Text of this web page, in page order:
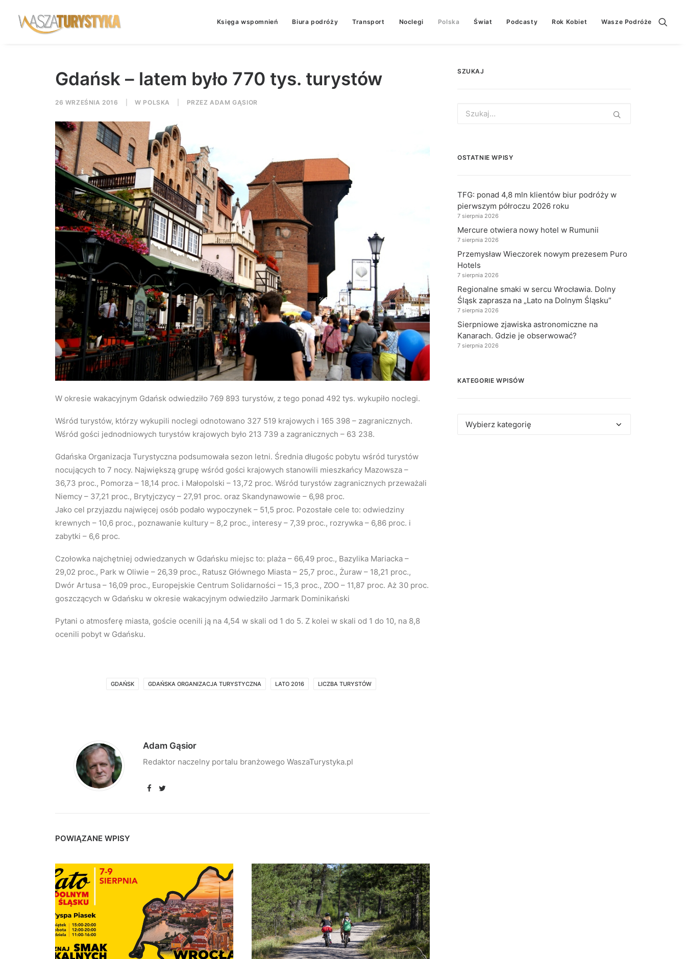
Księga wspomnień Biura podróży Transport Noclegi Polska Świat Podcasty Rok Kobiet Wasze Podróże
Gdańsk – latem było 770 tys. turystów
26 WRZEŚNIA 2016 W POLSKA PRZEZADAM GĄSIOR
W okresie wakacyjnym Gdańsk odwiedziło 769 893 turystów, z tego ponad 492 tys. wykupiło noclegi.
Wśród turystów, którzy wykupili noclegi odnotowano 327 519 krajowych i 165 398 – zagranicznych.
Wśród gości jednodniowych turystów krajowych było 213 739 a zagranicznych – 63 238.
Gdańska Organizacja Turystyczna podsumowała sezon letni. Średnia długośc pobytu wśród turystów
nocujących to 7 nocy. Największą grupę wśród gości krajowych stanowili mieszkańcy Mazowsza –
36,73 proc., Pomorza – 18,14 proc. i Małopolski – 13,72 proc. Wśród turystów zagranicznych przeważali
Niemcy – 37,21 proc., Brytyjczycy – 27,91 proc. oraz Skandynawowie – 6,98 proc.
Jako cel przyjazdu najwięcej osób podało wypoczynek – 51,5 proc. Pozostałe cele to: odwiedziny
krewnych – 10,6 proc., poznawanie kultury – 8,2 proc., interesy – 7,39 proc., rozrywka – 6,86 proc. i
zabytki – 6,6 proc.
Czołowka najchętniej odwiedzanych w Gdańsku miejsc to: plaża – 66,49 proc., Bazylika Mariacka –
29,02 proc., Park w Oliwie – 26,39 proc., Ratusz Głównego Miasta – 25,7 proc., Żuraw – 18,21 proc.,
Dwór Artusa – 16,09 proc., Europejskie Centrum Solidarności – 15,3 proc., ZOO – 11,87 proc. Aż 30 proc.
goszczących w Gdańsku w okresie wakacyjnym odwiedziło Jarmark Dominikański
Pytani o atmosferę miasta, goście ocenili ją na 4,54 w skali od 1 do 5. Z kolei w skali od 1 do 10, na 8,8
ocenili pobyt w Gdańsku.
GDAŃSK GDAŃSKA ORGANIZACJA TURYSTYCZNA LATO 2016 LICZBA TURYSTÓW
Adam Gąsior
Redaktor naczelny portalu branżowego WaszaTurystyka.pl
POWIĄZANE WPISY
SZUKAJ
for:
OSTATNIE WPISY
TFG: ponad 4,8 mln klientów biur podróży w
pierwszym półroczu 2026 roku
7 sierpnia 2026
Mercure otwiera nowy hotel w Rumunii
7 sierpnia 2026
Przemysław Wieczorek nowym prezesem Puro
Hotels
7 sierpnia 2026
Regionalne smaki w sercu Wrocławia. Dolny
Śląsk zaprasza na „Lato na Dolnym Śląsku”
7 sierpnia 2026
Sierpniowe zjawiska astronomiczne na
Kanarach. Gdzie je obserwować?
7 sierpnia 2026
KATEGORIE WPISÓW
Kategorie